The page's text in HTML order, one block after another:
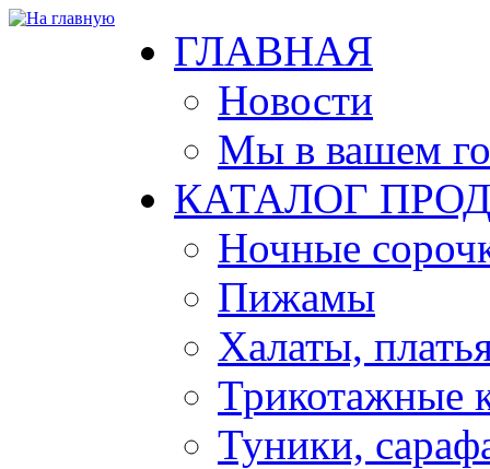
ГЛАВНАЯ
Новости
Мы в вашем
КАТАЛОГ
Ночные
Пижамы
Халаты,
Трикотажные
Туники,